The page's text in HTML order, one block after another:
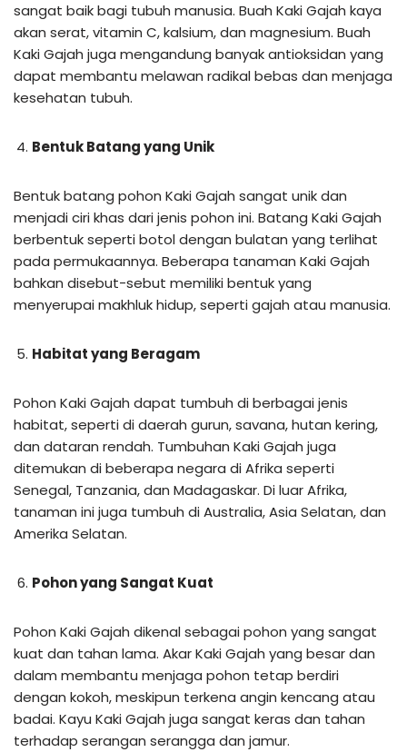
sangat baik bagi tubuh manusia. Buah Kaki Gajah kaya
akan serat, vitamin C, kalsium, dan magnesium. Buah
Kaki Gajah juga mengandung banyak antioksidan yang
dapat membantu melawan radikal bebas dan menjaga
kesehatan tubuh.
Bentuk Batang yang Unik
Bentuk batang pohon Kaki Gajah sangat unik dan
menjadi ciri khas dari jenis pohon ini. Batang Kaki Gajah
berbentuk seperti botol dengan bulatan yang terlihat
pada permukaannya. Beberapa tanaman Kaki Gajah
bahkan disebut-sebut memiliki bentuk yang
menyerupai makhluk hidup, seperti gajah atau manusia.
Habitat yang Beragam
Pohon Kaki Gajah dapat tumbuh di berbagai jenis
habitat, seperti di daerah gurun, savana, hutan kering,
dan dataran rendah. Tumbuhan Kaki Gajah juga
ditemukan di beberapa negara di Afrika seperti
Senegal, Tanzania, dan Madagaskar. Di luar Afrika,
tanaman ini juga tumbuh di Australia, Asia Selatan, dan
Amerika Selatan.
Pohon yang Sangat Kuat
Pohon Kaki Gajah dikenal sebagai pohon yang sangat
kuat dan tahan lama. Akar Kaki Gajah yang besar dan
dalam membantu menjaga pohon tetap berdiri
dengan kokoh, meskipun terkena angin kencang atau
badai. Kayu Kaki Gajah juga sangat keras dan tahan
terhadap serangan serangga dan jamur.